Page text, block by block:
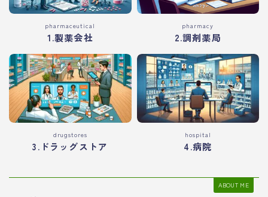
pharmaceutical
1.製薬会社
pharmacy
2.調剤薬局
drugstores
3.ドラッグストア
hospital
4.病院
ABOUT ME